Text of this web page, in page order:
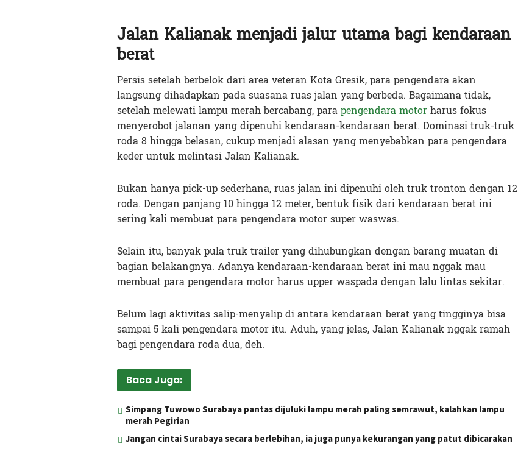
Jalan Kalianak menjadi jalur utama bagi kendaraan
berat
Persis setelah berbelok dari area veteran Kota Gresik, para pengendara akan
langsung dihadapkan pada suasana ruas jalan yang berbeda. Bagaimana tidak,
setelah melewati lampu merah bercabang, parapengendara motorharus fokus
menyerobot jalanan yang dipenuhi kendaraan-kendaraan berat. Dominasi truk-truk
roda 8 hingga belasan, cukup menjadi alasan yang menyebabkan para pengendara
keder untuk melintasi Jalan Kalianak.
Bukan hanya pick-up sederhana, ruas jalan ini dipenuhi oleh truk tronton dengan 12
roda. Dengan panjang 10 hingga 12 meter, bentuk fisik dari kendaraan berat ini
sering kali membuat para pengendara motor super waswas.
Selain itu, banyak pula truk trailer yang dihubungkan dengan barang muatan di
bagian belakangnya. Adanya kendaraan-kendaraan berat ini mau nggak mau
membuat para pengendara motor harus upper waspada dengan lalu lintas sekitar.
Belum lagi aktivitas salip-menyalip di antara kendaraan berat yang tingginya bisa
sampai 5 kali pengendara motor itu. Aduh, yang jelas, Jalan Kalianak nggak ramah
bagi pengendara roda dua, deh.
Baca Juga:
Simpang Tuwowo Surabaya pantas dijuluki lampu merah paling semrawut, kalahkan lampu
merah Pegirian
Jangan cintai Surabaya secara berlebihan, ia juga punya kekurangan yang patut dibicarakan